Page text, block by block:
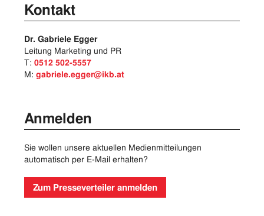
Kontakt
Dr. Gabriele Egger
Leitung Marketing und PR
T: 0512 502-5557
M: gabriele.egger@ikb.at
Anmelden
Sie wollen unsere aktuellen Medienmitteilungen
automatisch per E-Mail erhalten?
Zum Presseverteiler anmelden